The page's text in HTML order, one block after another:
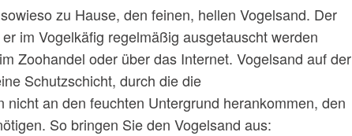
zu Hause, den feinen, hellen Vogelsand. Der
im Vogelkäfig regelmäßig ausgetauscht werden
Zoohandel oder über das Internet. Vogelsand auf der
Schutzschicht, durch die die
nicht an den feuchten Untergrund herankommen, den
So bringen Sie den Vogelsand aus: